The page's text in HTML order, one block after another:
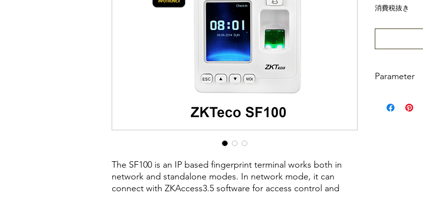
The SF100 is an IP based fingerprint terminal works both in
network and standalone modes. In network mode, it can
connect with ZKAccess3.5 software for access control and
消費税抜き
Parameter
Model